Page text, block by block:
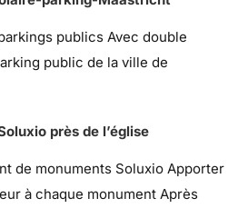
publics Avec double
public de la ville de
de monuments Soluxio Apporter
à chaque monument Après